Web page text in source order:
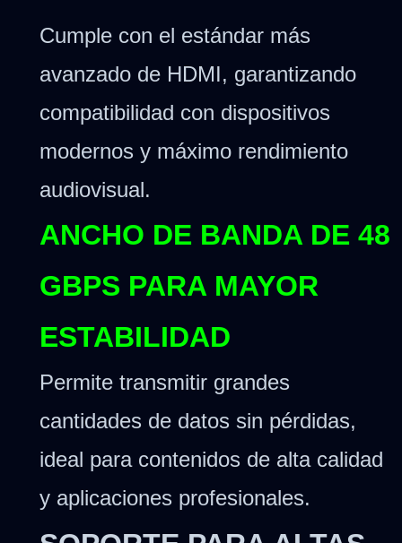
Cumple con el estándar más
avanzado de HDMI, garantizando
compatibilidad con dispositivos
modernos y máximo rendimiento
audiovisual.
ANCHO DE BANDA DE 48
GBPS PARA MAYOR
ESTABILIDAD
Permite transmitir grandes
cantidades de datos sin pérdidas,
ideal para contenidos de alta calidad
y aplicaciones profesionales.